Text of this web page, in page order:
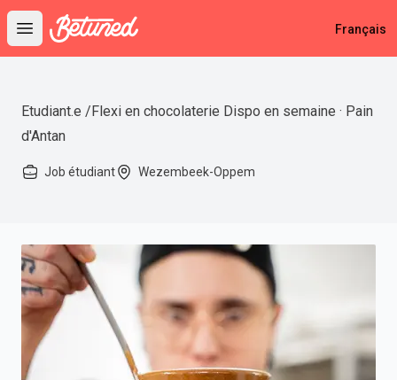
Open main menu
Betuned Français
Etudiant.e /Flexi en chocolaterie Dispo en semaine · Pain
d'Antan
Job étudiant Wezembeek-Oppem